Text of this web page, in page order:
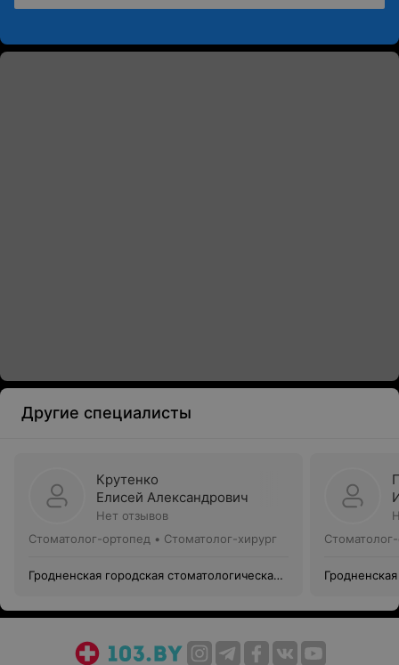
Другие специалисты
Крутенко
Елисей Александрович
Нет отзывов
Стоматолог-ортопед • Стоматолог-хирург
Гродненская городская стоматологическая